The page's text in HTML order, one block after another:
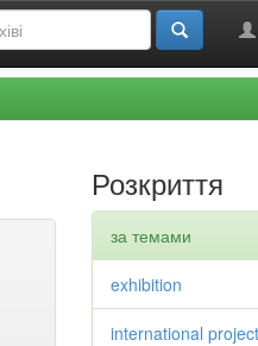
Розкриття
за темами
exhibition
international